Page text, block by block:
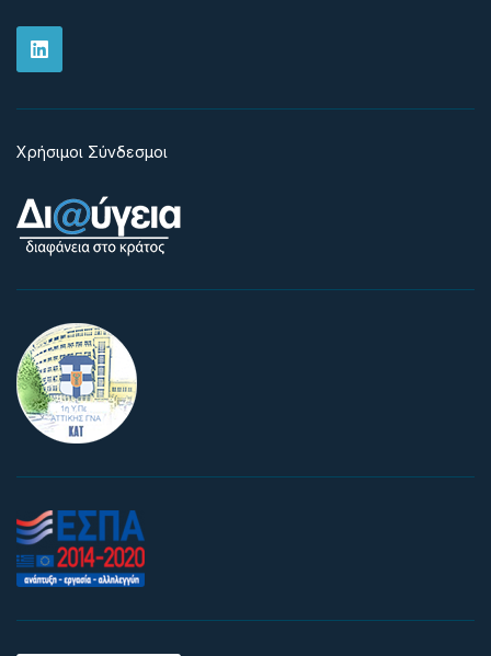
Χρήσιμοι Σύνδεσμοι